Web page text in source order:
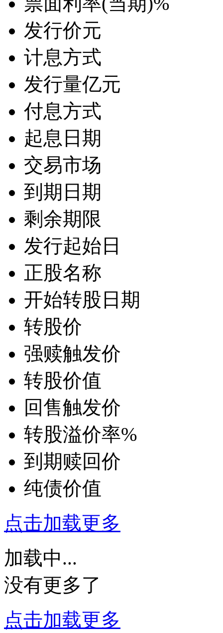
发行价元
计息方式
发行量亿元
付息方式
起息日期
交易市场
到期日期
剩余期限
发行起始日
正股名称
开始转股日期
转股价
强赎触发价
转股价值
回售触发价
转股溢价率%
到期赎回价
纯债价值
点击加载更多
加载中...
没有更多了
点击加载更多